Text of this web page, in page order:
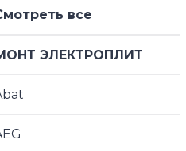
все
ЭЛЕКТРОПЛИТ